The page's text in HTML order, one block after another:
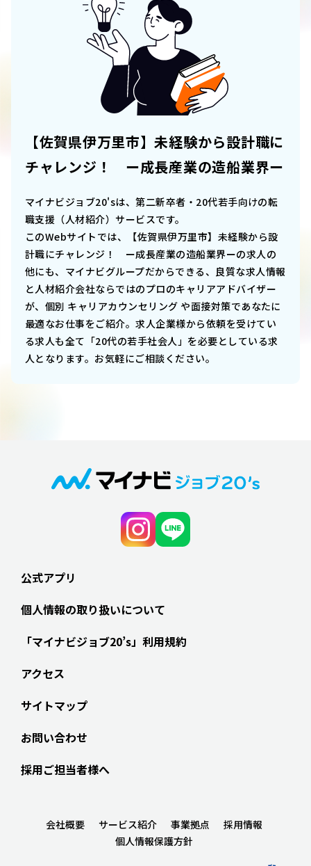
【佐賀県伊万里市】未経験から設計職に
チャレンジ！ ー成長産業の造船業界ー
マイナビジョブ20'sは、第二新卒者・20代若手向けの転
職支援（人材紹介）サービスです。
このWebサイトでは、
【佐賀県伊万里市】未経験から設
計職にチャレンジ！ ー成長産業の造船業界ーの求人の
他にも、マイナビグループだからできる、良質な求人情報
と人材紹介会社ならではのプロのキャリアアドバイザー
が、個別 キャリアカウンセリング や面接対策であなたに
最適なお仕事をご紹介。求人企業様から依頼を受けてい
る求人も全て「20代の若手社会人」を必要としている求
人となります。お気軽にご相談ください。
公式アプリ
個人情報の取り扱いについて
「マイナビジョブ20’s」利用規約
アクセス
サイトマップ
お問い合わせ
採用ご担当者様へ
会社概要 サービス紹介 事業拠点
採用情報
個人情報保護方針